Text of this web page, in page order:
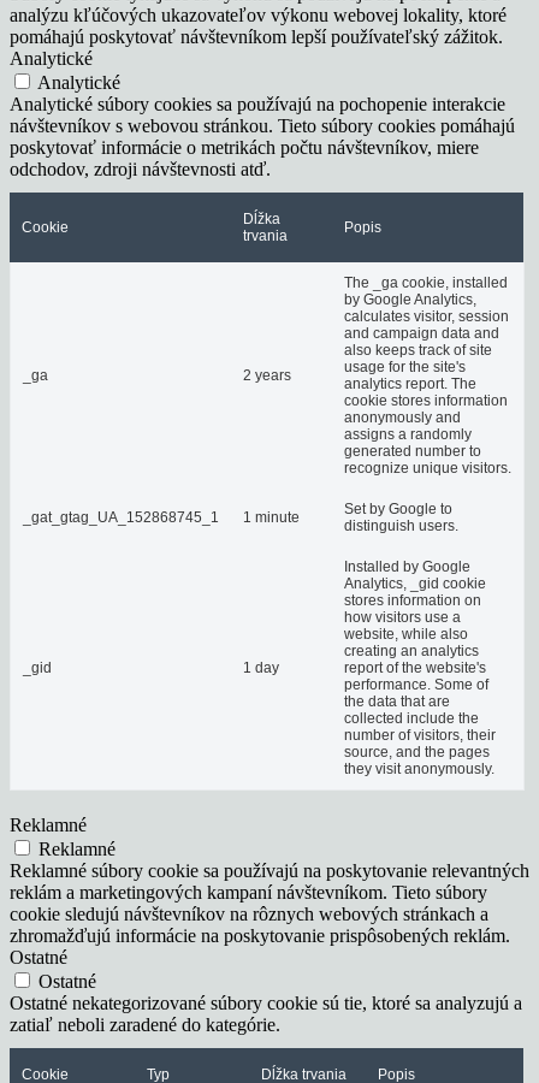
analýzu kľúčových ukazovateľov výkonu webovej lokality, ktoré
pomáhajú poskytovať návštevníkom lepší používateľský zážitok.
Analytické
Analytické
Analytické súbory cookies sa používajú na pochopenie interakcie
návštevníkov s webovou stránkou. Tieto súbory cookies pomáhajú
poskytovať informácie o metrikách počtu návštevníkov, miere
odchodov, zdroji návštevnosti atď.
Cookie
Dĺžka
trvania
Popis
_ga 2 years
The _ga cookie, installed
by Google Analytics,
calculates visitor, session
and campaign data and
also keeps track of site
usage for the site's
analytics report. The
cookie stores information
anonymously and
assigns a randomly
generated number to
recognize unique visitors.
_gat_gtag_UA_152868745_1 1 minute
Set by Google to
distinguish users.
_gid 1 day
Installed by Google
Analytics, _gid cookie
stores information on
how visitors use a
website, while also
creating an analytics
report of the website's
performance. Some of
the data that are
collected include the
number of visitors, their
source, and the pages
they visit anonymously.
Reklamné
Reklamné
Reklamné súbory cookie sa používajú na poskytovanie relevantných
reklám a marketingových kampaní návštevníkom. Tieto súbory
cookie sledujú návštevníkov na rôznych webových stránkach a
zhromažďujú informácie na poskytovanie prispôsobených reklám.
Ostatné
Ostatné
Ostatné nekategorizované súbory cookie sú tie, ktoré sa analyzujú a
zatiaľ neboli zaradené do kategórie.
Cookie Typ Dĺžka trvania Popis